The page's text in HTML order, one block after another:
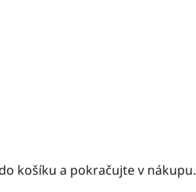
košíku a pokračujte v nákupu.